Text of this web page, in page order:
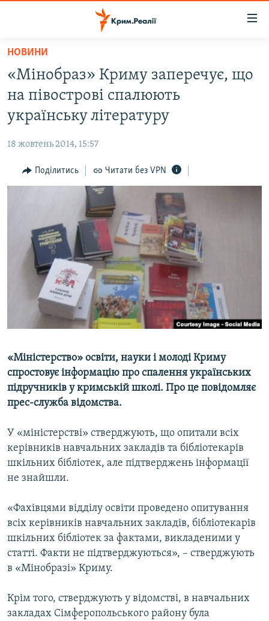
Перейти
основного
матеріалу
Перейти
до
основної
Перейти
до
ВОДА.КРИМ
ВІДЕО ТА ФОТО
БЛОГИ
ПОГЛЯД
СПЕЦПРОЕКТИ
ДЕПОРТАЦІЯ
ВІДЕОУРОКИ «ELIFBE»
СВІДЧЕННЯ ОКУПАЦІЇ
УКРАЇНСЬКА ПРОБЛЕМА КРИМУ
ЯК ОБІЙТИ БЛОКУВАННЯ
Русский
Qırımtatar
Усі сайти RFE/RL
НОВИНИ
«Мінобраз» Криму заперечує, що
на півострові спалюють
українську літературу
18 жовтень 2014, 15:57
Поділитись Читати без VPN
«Міністерство» освіти, науки і молоді Криму
спростовує інформацію про спалення українських
підручників у кримській школі. Про це повідомляє
прес-служба відомства.
У «міністерстві» стверджують, що опитали всіх
керівників навчальних закладів та бібліотекарів
шкільних бібліотек, але підтверджень інформації
не знайшли.
«Фахівцями відділу освіти проведено опитування
всіх керівників навчальних закладів, бібліотекарів
шкільних бібліотек за фактами, викладеними у
статті. Факти не підтверджуються», – стверджують
в «Мінобразі» Криму.
Крім того, стверджують у відомстві, в навчальних
закладах Сімферопольського району була